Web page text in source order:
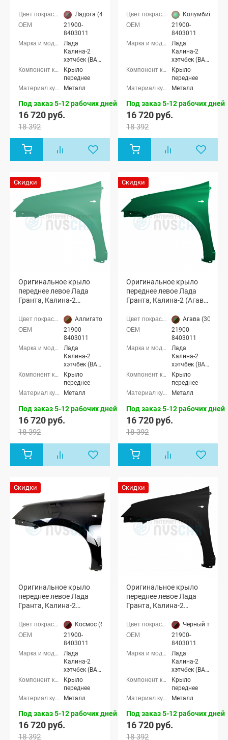
Ладога (411 серо-голубой)
21900-
8403011
Лада
Калина-2
хэтчбек (ВАЗ
2192), Лада
Калина-2
(ВАЗ 2194),
Лада
Калина-2
Кросс
2190), Лада
Крыло
переднее
Металл
Под заказ 5-12 рабочих дней
16 720 руб.
18 392
322)
Колумбийская
21900-
8403011
Лада
Калина-2
хэтчбек (ВАЗ
2192), Лада
Калина-2
(ВАЗ 2194),
Лада
Калина-2
Кросс
2190), Лада
Крыло
переднее
Металл
Под заказ 5-12 рабочих дней
16 720 руб.
18 392
Скидки
Оригинальное крыло
переднее левое Лада
Гранта, Калина-2
Аллигатор (309 темно-зеленый)
21900-
8403011
Лада
Калина-2
хэтчбек (ВАЗ
2192), Лада
Калина-2
универсал
(ВАЗ 2194),
Лада
Калина-2
Кросс
2190), Лада
Крыло
переднее
Металл
Под заказ 5-12 рабочих дней
16 720 руб.
18 392
Скидки
Оригинальное крыло
переднее левое Лада
Гранта, Калина-2 (Агава
Агава (303
21900-
8403011
Лада
Калина-2
хэтчбек (ВАЗ
2192), Лада
Калина-2
универсал
(ВАЗ 2194),
Лада
Калина-2
Кросс
2190), Лада
Крыло
переднее
Металл
Под заказ 5-12 рабочих дней
16 720 руб.
18 392
Скидки
Оригинальное крыло
переднее левое Лада
Гранта, Калина-2
Космос (665 черный)
21900-
8403011
Лада
Калина-2
хэтчбек (ВАЗ
2192), Лада
Калина-2
универсал
(ВАЗ 2194),
Лада
Калина-2
Кросс
Крыло
переднее
Металл
Под заказ 5-12 рабочих дней
16 720 руб.
18 392
Скидки
Оригинальное крыло
переднее левое Лада
Гранта, Калина-2
Черный
21900-
8403011
Лада
Калина-2
хэтчбек (ВАЗ
2192), Лада
Калина-2
универсал
(ВАЗ 2194),
Лада
Калина-2
Кросс
Крыло
переднее
Металл
Под заказ 5-12 рабочих дней
16 720 руб.
18 392